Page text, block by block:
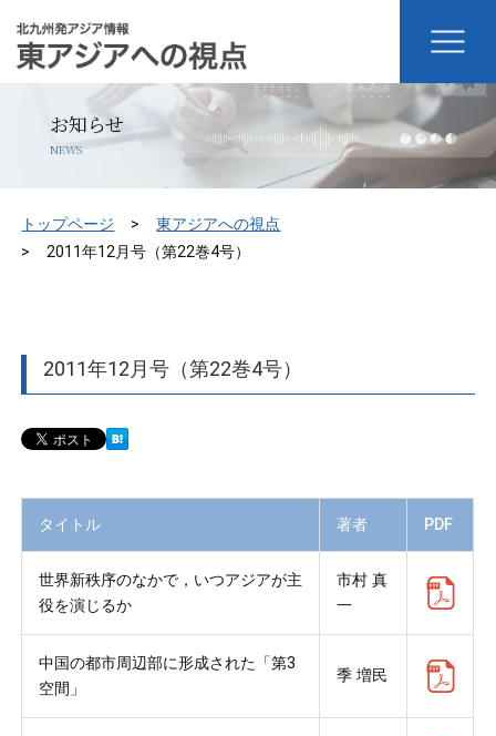
お知らせ
NEWS
トップページ
東アジアへの視点
2011年12月号（第22巻4号）
2011年12月号（第22巻4号）
タイトル 著者 PDF
世界新秩序のなかで，いつアジアが主
役を演じるか
市村 真
一
中国の都市周辺部に形成された「第3
空間」
季 増民